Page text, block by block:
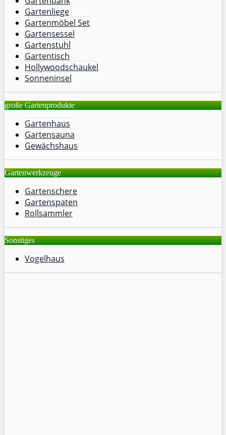
Gartenliege
Gartenmöbel Set
Gartensessel
Gartenstuhl
Gartentisch
Hollywoodschaukel
Sonneninsel
große Gartenprodukte
Gartenhaus
Gartensauna
Gewächshaus
Gartenwerkzeuge
Gartenschere
Gartenspaten
Rollsammler
Sonstiges
Vogelhaus